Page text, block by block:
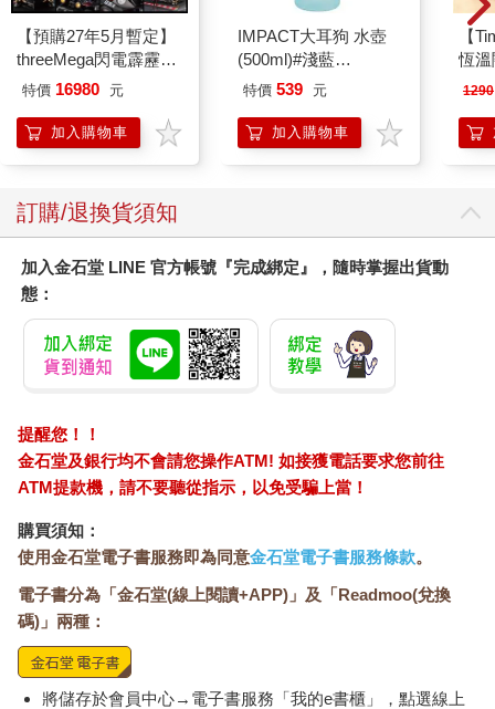
力。它攻擊了非凡的能量流動，這個流動起始於太陽發出的宇宙
能量，再經過土壤與植物，經過我腸道的細菌，經過我細胞的粒
線體，創造出的能量點亮了我的意識及統計學上幾乎不可能出現
的「我」。出於對所有這一切的尊敬，我必須抵抗。而我抵抗的
我想到，一湯匙健康土壤裡的微生物，數量比這顆星球上的人還
多，這些小小的細菌、線蟲以及真菌不分晝夜的工作，把空氣、
東西。我想到我們如何用農藥與工業化農業來謀殺土地的生命
力，以及一場由再生農業倡導者推動的不可思議且充滿希望的運
動，正積極找回土地的生命力，因為我們的生命以及維護我們
生命的生物多樣性，全都仰仗於此。
我想起腸道的本質。從某個觀點來看，腸道只是管狀組織，但從
另一個觀點，它是我們自己與宇宙（也就是宇宙所有東西）的接
口。如同所有關係，邊界不清會造成有毒的結果。沒有比腸壁更
重要的邊界（不管是物理上或心理上）了。我在心理治療中處理
想或不想哪些東西進入生命中），才能讓關係正常。你的腸 壁是
一道邊界，隔開你與除你之外宇宙所有想要湧進來淹沒你的東
西，而且它們會不留情面的生成發炎。用食物來治療並強化你的
腸壁，建造並強化這重要的邊界，減輕腸的滲透性（也就是「腸
漏」)，讓你能嚴格篩選出宇宙物質中你想吸收的東西。你能選擇
對你有益的。
痛，都因人而起，而人是由細胞組成的，細胞功能發生障礙是因
為氧化壓力、粒線體功能障礙，以及慢性發炎。而食物可以直接
對抗這些事情，不是很神奇嗎？人不健康，社會就不會健康。細
胞功能不良，人就不會健康。而細胞功能要良好，就不能有粒線
體功能障礙、氧化壓力、慢性發炎，以及從食物來的有毒化學物
【預購27年5月暫定】
threeMega閃電霹靂車
VA Hi-SPEC UNITED
SIREN 黑色限定
特價 16980 元
加入購物車
IMPACT大耳狗 水壺
(500ml)#淺藍
IMCMB01LB
特價 539 元
加入購物車
【
恆
肩/
膝
1290
訂購/退換貨須知
加入金石堂 LINE 官方帳號『完成綁定』，隨時掌握出貨動
態：
提醒您！！
金石堂及銀行均不會請您操作ATM! 如接獲電話要求您前往
ATM提款機，請不要聽從指示，以免受騙上當！
購買須知：
使用金石堂電子書服務即為同意金石堂電子書服務條款。
電子書分為「金石堂(線上閱讀+APP)」及「Readmoo(兌換
碼)」兩種：
將儲存於會員中心→電子書服務「我的e書櫃」，點選線上